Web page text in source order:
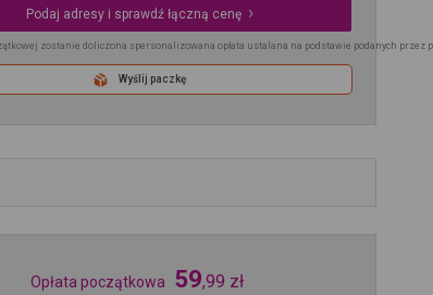
Podaj adresy i sprawdź łączną cenę
zostanie doliczona spersonalizowana opłata ustalana na podstawie podanych przez
Wyślij paczkę
Opłata początkowa 59,99 zł